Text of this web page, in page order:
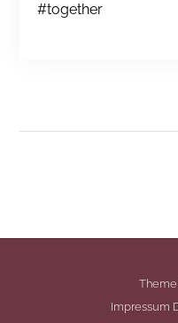
#together
Impressum